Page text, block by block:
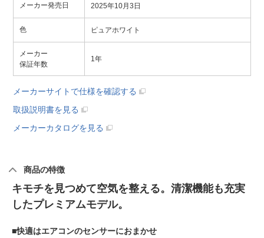
メーカー発売日 2025年10月3日
色 ピュアホワイト
メーカー
保証年数
1年
メーカーサイトで仕様を確認する
取扱説明書を見る
メーカーカタログを見る
商品の特徴
キモチを見つめて空気を整える。清潔機能も充実
したプレミアムモデル。
■快適はエアコンのセンサーにおまかせ